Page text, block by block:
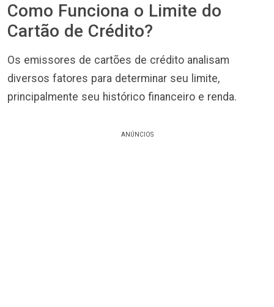
Como Funciona o Limite do
Cartão de Crédito?
Os emissores de cartões de crédito analisam
diversos fatores para determinar seu limite,
principalmente seu histórico financeiro e renda.
ANÚNCIOS